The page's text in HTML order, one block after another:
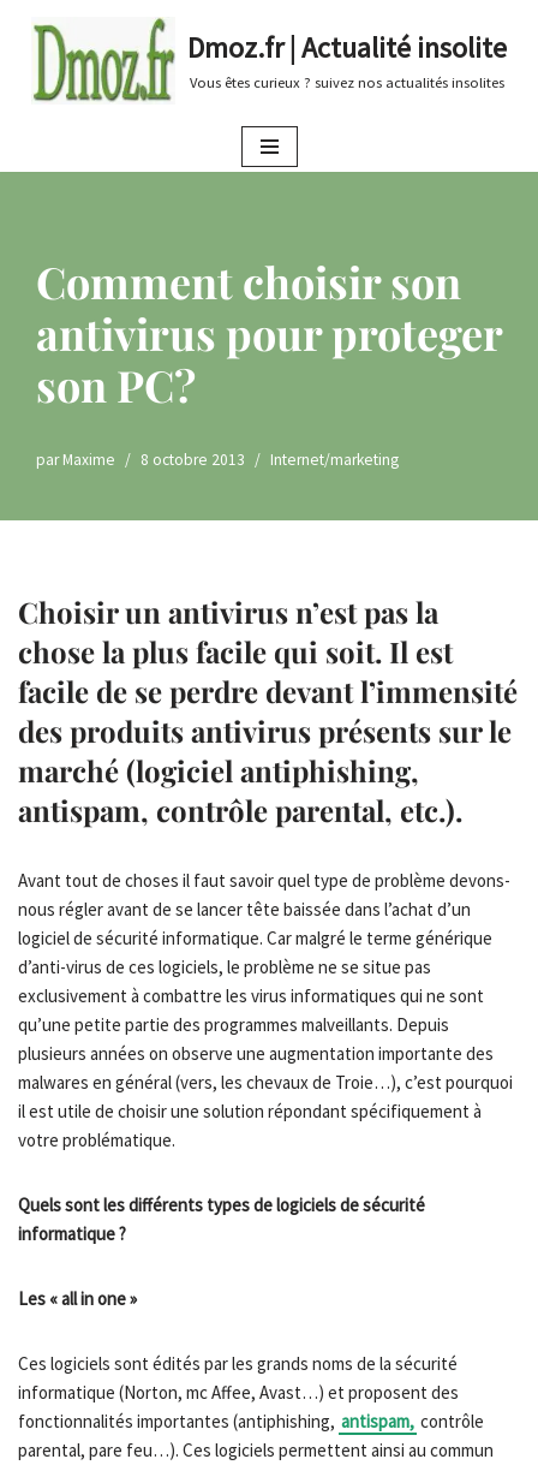
au
Dmoz.fr | Actualité insolite
Vous êtes curieux ? suivez nos actualités insolites
Comment choisir son
antivirus pour proteger
son PC?
parMaxime 8 octobre 2013 Internet/marketing
Choisir un antivirus n’est pas la
chose la plus facile qui soit. Il est
facile de se perdre devant l’immensité
des produits antivirus présents sur le
marché (logiciel antiphishing,
antispam, contrôle parental, etc.).
Avant tout de choses il faut savoir quel type de problème devons-
nous régler avant de se lancer tête baissée dans l’achat d’un
logiciel de sécurité informatique. Car malgré le terme générique
d’anti-virus de ces logiciels, le problème ne se situe pas
exclusivement à combattre les virus informatiques qui ne sont
qu’une petite partie des programmes malveillants. Depuis
plusieurs années on observe une augmentation importante des
malwares en général (vers, les chevaux de Troie…), c’est pourquoi
il est utile de choisir une solution répondant spécifiquement à
votre problématique.
Quels sont les différents types de logiciels de sécurité
informatique ?
Les « all in one »
Ces logiciels sont édités par les grands noms de la sécurité
informatique (Norton, mc Affee, Avast…) et proposent des
fonctionnalités importantes (antiphishing, antispam, contrôle
parental, pare feu…). Ces logiciels permettent ainsi au commun